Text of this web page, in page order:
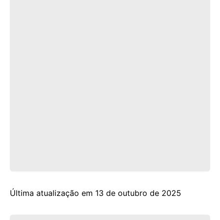
Última atualização em 13 de outubro de 2025